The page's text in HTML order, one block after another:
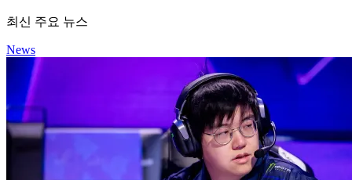
최신 주요 뉴스
News